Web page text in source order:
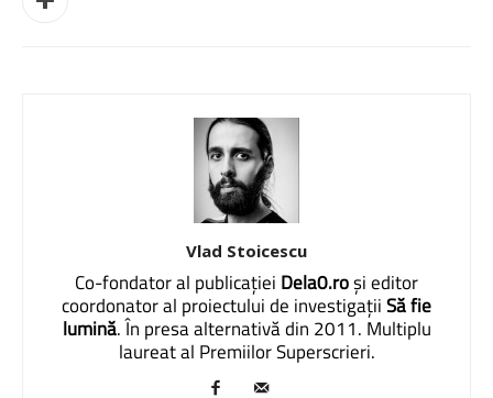
Vlad Stoicescu
Co-fondator al publicației Dela0.roși editor
coordonator al proiectului de investigațiiSă fie
lumină. În presa alternativă din 2011. Multiplu
laureat al Premiilor Superscrieri.